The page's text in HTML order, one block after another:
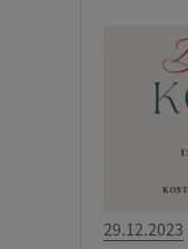
29.12.2023